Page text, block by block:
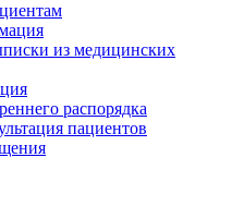
из медицинских
распорядка
пациентов